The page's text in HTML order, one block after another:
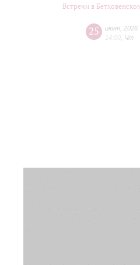
Встречи в
25 июня 2026
14:00 Чт